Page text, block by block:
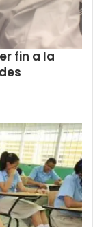
fin a la